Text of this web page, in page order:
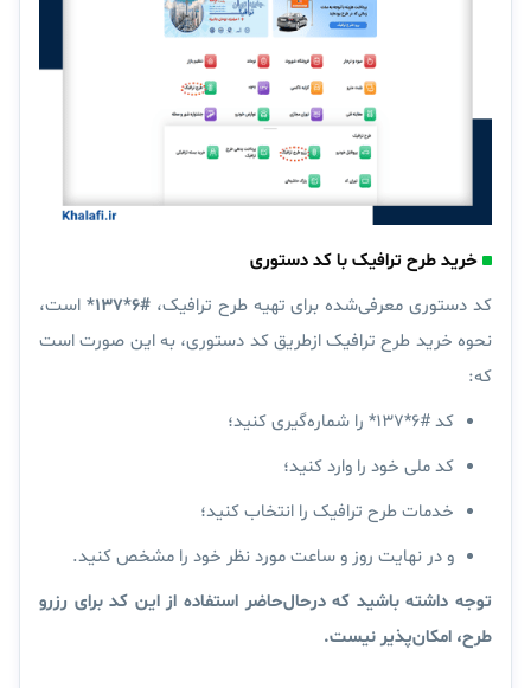
خرید طرح ترافیک با کد دستوری
کد دستوری معرفی‌شده برای تهیه طرح ترافیک، #۶*۱۳۷*
است،
نحوه خرید طرح ترافیک ازطریق کد دستوری، به این صورت است
که:
کد #۶*۱۳۷* را شماره‌گیری کنید؛
کد ملی خود را وارد کنید؛
خدمات طرح ترافیک را انتخاب کنید؛
و در نهایت روز و ساعت مورد نظر خود را مشخص کنید.
توجه داشته باشید که درحال‌حاضر استفاده از این کد برای رزرو
طرح، امکان‌پذیر نیست.